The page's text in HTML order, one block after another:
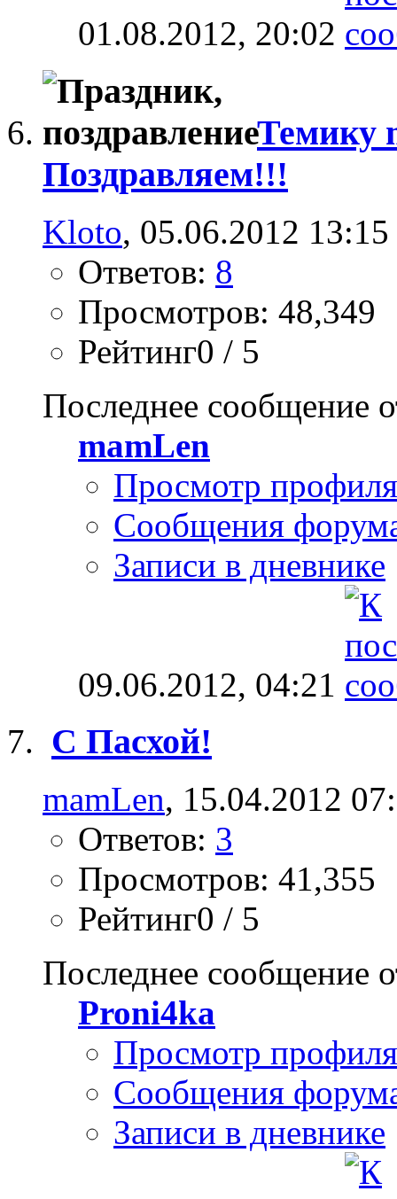
01.08.2012, 20:02
Темику
Поздравляем!!!
Kloto, 05.06.2012 13:15
Ответов: 8
Просмотров: 48,349
Рейтинг0 / 5
Последнее сообщение
mamLen
Просмотр профиля
Сообщения
Записи в дневнике
09.06.2012, 04:21
С Пасхой!
mamLen, 15.04.2012
Ответов: 3
Просмотров: 41,355
Рейтинг0 / 5
Последнее сообщение
Proni4ka
Просмотр профиля
Сообщения
Записи в дневнике